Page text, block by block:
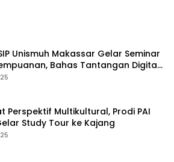
Unismuh Makassar Gelar Seminar
Bahas Tantangan Digital
Lokal
Perspektif Multikultural, Prodi PAI
Study Tour ke Kajang